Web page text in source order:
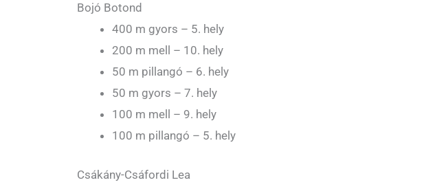
Bojó Botond
400 m gyors – 5. hely
200 m mell – 10. hely
50 m pillangó – 6. hely
50 m gyors – 7. hely
100 m mell – 9. hely
100 m pillangó – 5. hely
Csákány-Csáfordi Lea